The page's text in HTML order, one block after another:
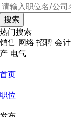
热门搜索
销售 网络 招聘 会计
产 电气
首页
职位